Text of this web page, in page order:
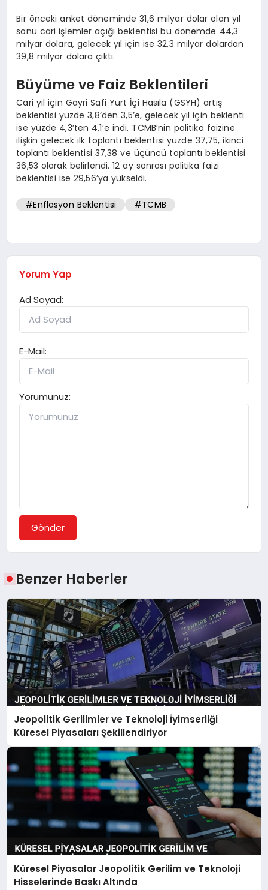
Bir önceki anket döneminde 31,6 milyar dolar olan yıl
sonu cari işlemler açığı beklentisi bu dönemde 44,3
milyar dolara, gelecek yıl için ise 32,3 milyar dolardan
39,8 milyar dolara çıktı.
Büyüme ve Faiz Beklentileri
Cari yıl için Gayri Safi Yurt İçi Hasıla (GSYH) artış
beklentisi yüzde 3,8’den 3,5’e, gelecek yıl için beklenti
ise yüzde 4,3’ten 4,1’e indi. TCMB’nin politika faizine
ilişkin gelecek ilk toplantı beklentisi yüzde 37,75, ikinci
toplantı beklentisi 37,38 ve üçüncü toplantı beklentisi
36,53 olarak belirlendi. 12 ay sonrası politika faizi
beklentisi ise 29,56’ya yükseldi.
#Enflasyon Beklentisi #TCMB
Yorum Yap
Ad Soyad:
E-Mail:
Yorumunuz:
Gönder
Benzer Haberler
Jeopolitik Gerilimler ve Teknoloji İyimserliği
Küresel Piyasaları Şekillendiriyor
Küresel Piyasalar Jeopolitik Gerilim ve Teknoloji
Hisselerinde Baskı Altında